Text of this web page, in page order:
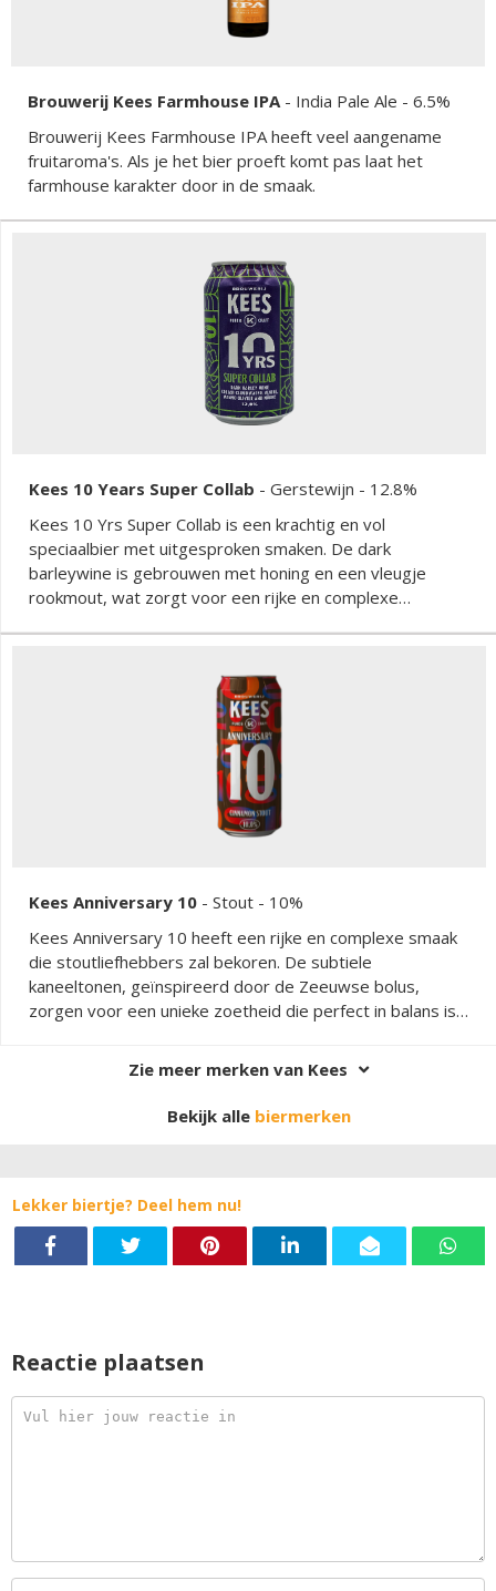
Brouwerij Kees Farmhouse IPA - India Pale Ale - 6.5%
Brouwerij Kees Farmhouse IPA heeft veel aangename
fruitaroma's. Als je het bier proeft komt pas laat het
farmhouse karakter door in de smaak.
Kees 10 Years Super Collab - Gerstewijn - 12.8%
Kees 10 Yrs Super Collab is een krachtig en vol
speciaalbier met uitgesproken smaken. De dark
barleywine is gebrouwen met honing en een vleugje
rookmout, wat zorgt voor een rijke en complexe
toevoegt. Het bier is intens en verwarmend, met een
zachte zoetheid en een lange afdronk. De combinatie van
moutigheid en honing maakt het een bijzonder bier voor
liefhebbers van stevige en karaktervolle brouwsels.
Kees Anniversary 10 - Stout - 10%
Kees Anniversary 10 heeft een rijke en complexe smaak
die stoutliefhebbers zal bekoren. De subtiele
kaneeltonen, geïnspireerd door de Zeeuwse bolus,
zorgen voor een unieke zoetheid die perfect in balans is
verwarmende ervaring met een volle body en een zachte
afdronk. Het is een bier dat zowel zoet als kruidig is, met
een harmonieus samenspel van smaken die het tot een
Zie meer merken van Kees
Bekijk alle biermerken
Lekker biertje? Deel hem nu!
Reactie plaatsen